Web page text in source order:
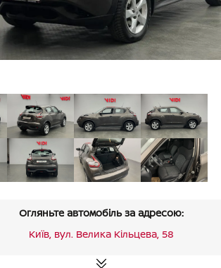
Огляньте автомобіль за адресою:
Київ, вул. Велика Кільцева, 58